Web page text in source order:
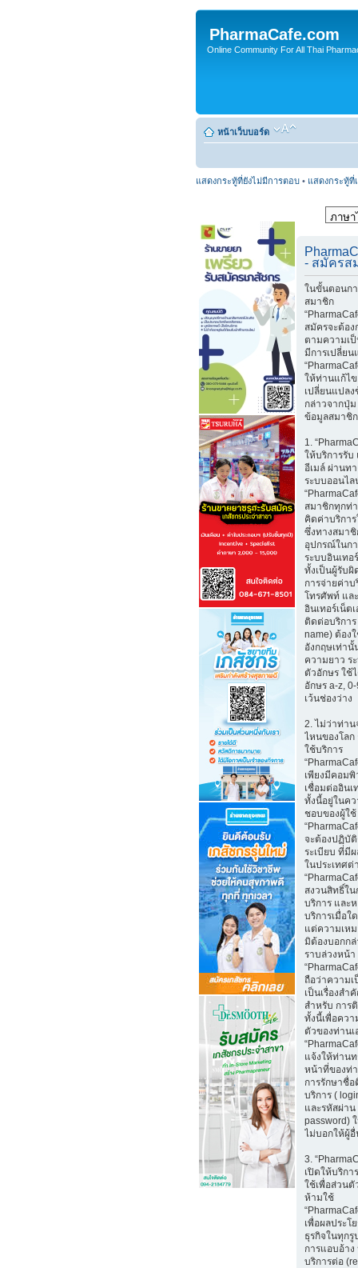
PharmaCafe.com
Online Community For All Thai
หน้าเว็บบอร์ด
แสดงกระทู้ที่ยังไม่มีการตอบ • แสดงกระทู้ที่
- สมัครส
ในขั้นตอนก
สมาชิก
สมัครจะต้อ
ตามความเ
มีการเปลี่ยน
ให้ท่านแก้ไข
เปลี่ยนแปล
กล่าวจากปุ่
ข้อมูลสมาชิ
1.
ให้บริการรับ
อีเมล์ ผ่านท
ระบบออนไล
สมาชิกทุกท่
คิดค่าบริกา
ซึ่งทางสมา
อุปกรณ์ในก
ระบบอินเทอ
ทั้งเป็นผู้รับ
การจ่ายค่าบ
โทรศัพท์ แล
อินเทอร์เน็ต
ติดต่อบริการ
name) ต้อง
อังกฤษเท่า
ความยาว ร
ตัวอักษร ใช้
อักษร a-z,
เว้นช่องว่าง
2. ไม่ว่าท่า
ไหนของโลก
ใช้บริการ
เพียงมีคอมพิ
เชื่อมต่ออินเ
ทั้งนี้อยู่ในค
ชอบของผู้ใช้
จะต้องปฏิบั
ระเบียบ ที่มี
ในประเทศต่
สงวนสิทธิ์ใน
บริการ และ
บริการเมื่อใ
แต่ความเห
มิต้องบอกก
ราบล่วงหน้า
ถือว่าความ
เป็นเรื่องสำ
สำหรับ การ
ทั้งนี้เพื่อควา
ตัวของท่านเ
แจ้งให้ท่าน
หน้าที่ของท่า
การรักษาชื่
บริการ (
และรหัสผ่าน
password)
ไม่บอกให้ผู้
3.
เปิดให้บริกา
ใช้เพื่อส่วนตั
ห้ามใช้
เพื่อผลประโ
ธุรกิจในทุก
การแอบอ้าง
บริการต่อ